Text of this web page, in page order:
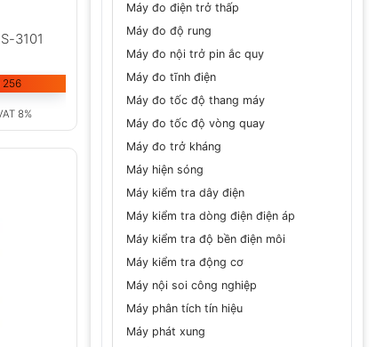
Máy đo điện trở thấp
Máy đo độ rung
Máy đo nội trở pin ắc quy
Máy đo tĩnh điện
Máy đo tốc độ thang máy
Máy đo tốc độ vòng quay
Máy đo trở kháng
Máy hiện sóng
Máy kiểm tra dây điện
Máy kiểm tra dòng điện điện áp
Máy kiểm tra độ bền điện môi
Máy kiểm tra động cơ
Máy nội soi công nghiệp
Máy phân tích tín hiệu
Máy phát xung
3101
256
8%